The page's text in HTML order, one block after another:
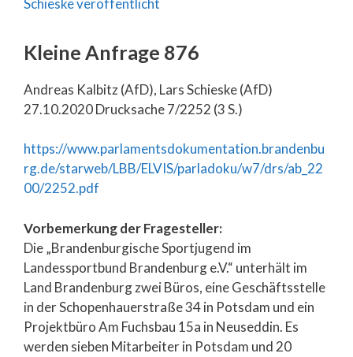
Kleine Anfrage 876
Andreas Kalbitz (AfD), Lars Schieske (AfD)
27.10.2020 Drucksache 7/2252 (3 S.)
https://www.parlamentsdokumentation.brandenbu
rg.de/starweb/LBB/ELVIS/parladoku/w7/drs/ab_22
00/2252.pdf
Vorbemerkung der Fragesteller:
Die „Brandenburgische Sportjugend im
Landessportbund Brandenburg e.V.“ unterhält im
Land Brandenburg zwei Büros, eine Geschäftsstelle
in der Schopenhauerstraße 34 in Potsdam und ein
Projektbüro Am Fuchsbau 15a in Neuseddin. Es
werden sieben Mitarbeiter in Potsdam und 20